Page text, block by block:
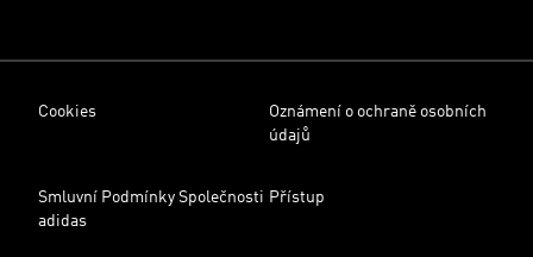
Cookies
Oznámení o ochraně osobních
údajů
Smluvní Podmínky Společnosti
adidas
Přístup